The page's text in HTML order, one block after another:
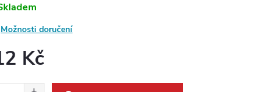
Možnosti doručení
Kč